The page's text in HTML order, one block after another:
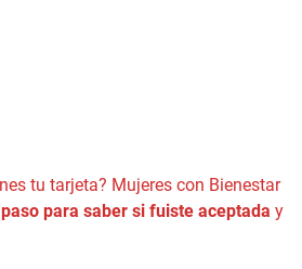
tu tarjeta? Mujeres con Bienestar
para saber si fuiste aceptada y